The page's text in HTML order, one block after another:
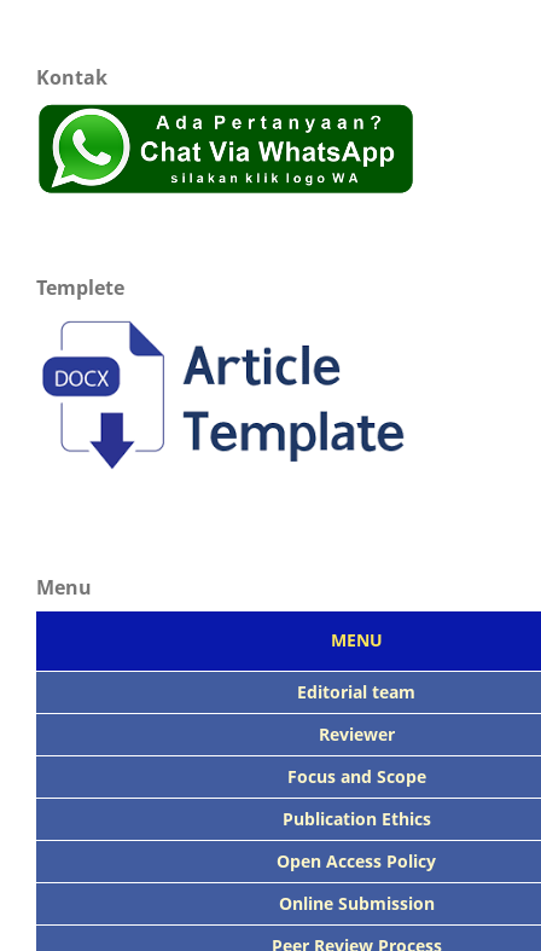
Kontak
Templete
Menu
MENU
Editorial team
Reviewer
Focus and Scope
Publication Ethics
Open Access Policy
Online Submission
Peer Review Process